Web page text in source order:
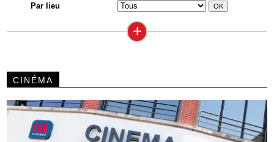
Par lieu
+
CINÉMA